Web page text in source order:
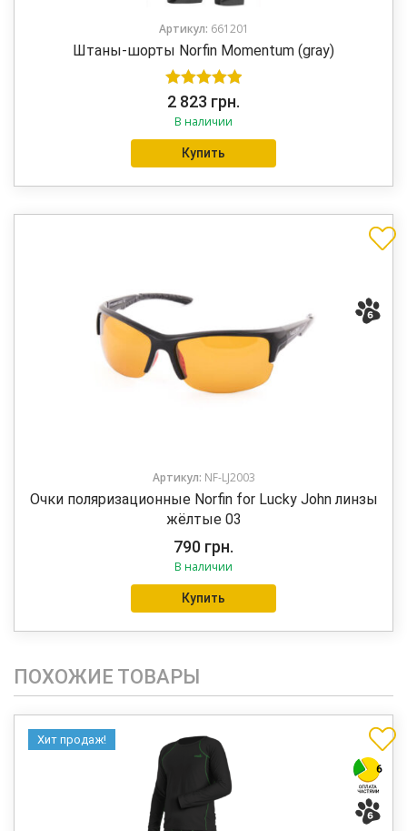
Артикул: 661201
Штаны-шорты Norfin Momentum (gray)
Оценка5.00
из 5
2 823 грн.
В наличии
Купить
Артикул: NF-LJ2003
Очки поляризационные Norfin for Lucky John линзы
жёлтые 03
790 грн.
В наличии
Купить
ПОХОЖИЕ ТОВАРЫ
Хит продаж!